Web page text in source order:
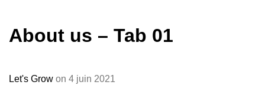
About us – Tab 01
Let's Grow on 4 juin 2021